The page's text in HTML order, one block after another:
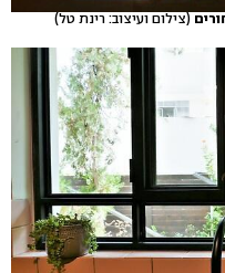
(צילום ועיצוב: רינת טל)